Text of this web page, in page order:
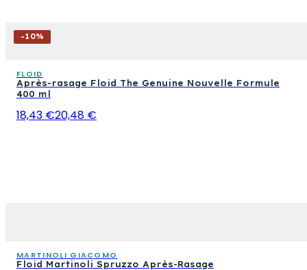
-10%
FLOID
Après-rasage Floid The Genuine Nouvelle Formule
400 ml
18,43 €20,48 €
MARTINOLI GIACOMO
Floid Martinoli Spruzzo Après-Rasage